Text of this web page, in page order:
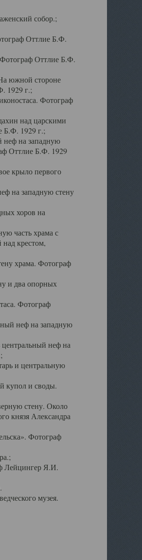
собор.;
Оттлие Б.Ф.
Фотограф Оттлие Б.Ф.
южной стороне
1929 г.;
Фотограф
над царскими
Б.Ф. 1929 г.;
неф на западную
Оттлие Б.Ф. 1929
крыло первого
на западную стену
хоров на
часть храма с
крестом,
храма. Фотограф
и два опорных
Фотограф
неф на западную
неф на
и центральную
купол и своды.
стену. Около
князя Александра
Фотограф
Лейцингер Я.И.
музея.